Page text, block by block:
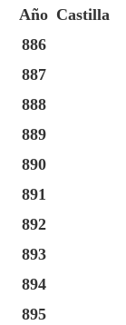
Año Castilla
886
887
888
889
890
891
892
893
894
895